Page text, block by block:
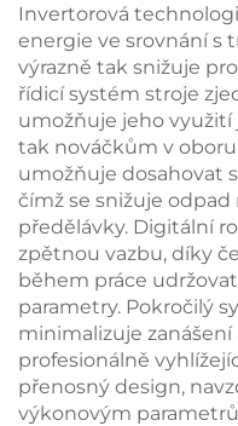
Invertorová
energie ve srovnání s
výrazně tak snižuje
řídicí systém stroje
umožňuje jeho využití
tak nováčkům v
umožňuje dosahovat
čímž se snižuje
předělávky. Digitální
zpětnou vazbu, díky
během práce
parametry. Pokročilý
minimalizuje zanášení
profesionálně
přenosný design,
výkonovým